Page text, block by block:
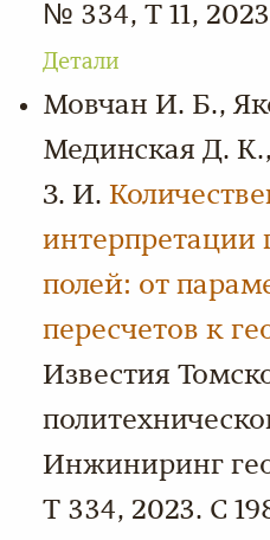
№ 334, Т 11,
Детали
Мовчан И. Б.,
Мединская Д.
З. И.
интерпретации
полей: от
пересчетов к
Известия
Инжиниринг
Т 334, 2023. С